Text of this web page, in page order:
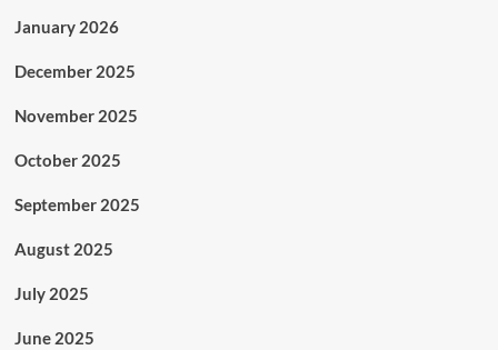
January 2026
December 2025
November 2025
October 2025
September 2025
August 2025
July 2025
June 2025